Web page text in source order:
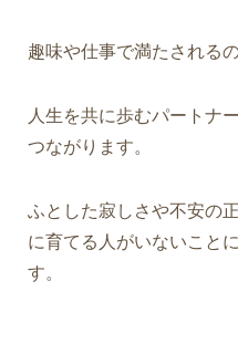
趣味や仕事で満たされる
人生を共に歩むパートナ
つながります。
ふとした寂しさや不安の
に育てる人がいないこと
す。